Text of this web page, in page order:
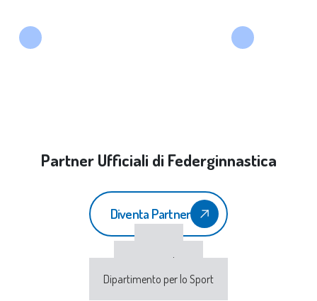
Partner Ufficiali di Federginnastica
Diventa Partner
Sport e Salute
Dipartimento per lo Sport